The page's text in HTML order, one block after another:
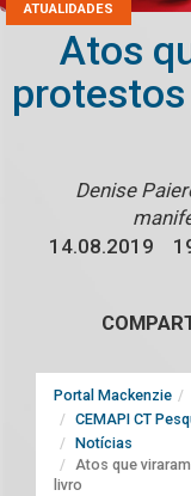
ATUALIDADES
Atos
Denise
14.08.2019
Portal Mackenzie
CEMAPI CT
Notícias
Atos que
livro